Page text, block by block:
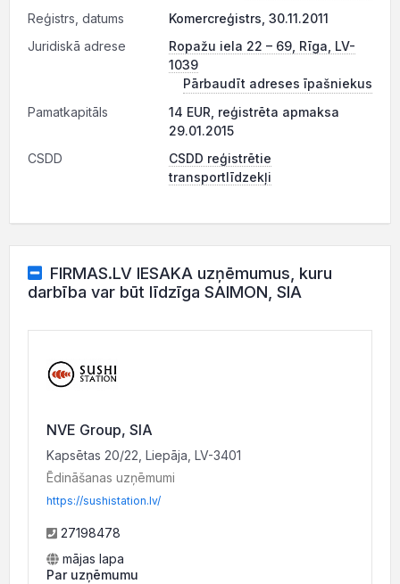
Reģistrs, datums
Komercreģistrs, 30.11.2011
Juridiskā adrese
Ropažu iela 22 – 69, Rīga, LV-
1039
Pārbaudīt adreses īpašniekus
Pamatkapitāls
14 EUR, reģistrēta apmaksa
29.01.2015
CSDD
CSDD reģistrētie
transportlīdzekļi
FIRMAS.LV IESAKA uzņēmumus, kuru
darbība var būt līdzīga SAIMON, SIA
NVE Group, SIA
Kapsētas 20/22, Liepāja, LV-3401
Ēdināšanas uzņēmumi
https://sushistation.lv/
27198478
mājas lapa
Par uzņēmumu